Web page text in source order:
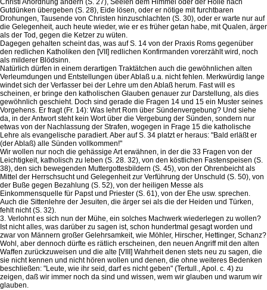
Christi Anordnung ändern (S. 27), Seelen dem Himmel oder der Hölle nach
Gutdünken übergeben (S. 28), Eide lösen, oder er nötige mit furchtbaren
Drohungen, Tausende von Christen hinzuschlachten (S. 30), oder er warte nur auf
die Gelegenheit, auch heute wieder, wie er es früher getan habe, mit Qualen, ärger
als der Tod, gegen die Ketzer zu wüten.
Dagegen gehalten scheint das, was auf S. 14 von der Praxis Roms gegenüber
den redlichen Katholiken den [VII] redlichen Konfirmanden vorerzählt wird, noch
als milderer Blödsinn.
Natürlich dürfen in einem derartigen Traktätchen auch die gewöhnlichen alten
Verleumdungen und Entstellungen über Ablaß u.a. nicht fehlen. Merkwürdig lange
windet sich der Verfasser bei der Lehre um den Ablaß herum. Fast will es
scheinen, er bringe den katholischen Glauben genauer zur Darstellung, als dies
gewöhnlich geschieht. Doch sind gerade die Fragen 14 und 15 ein Muster seines
Vorgehens. Er fragt (Fr. 14): Was lehrt Rom über Sündenvergebung? Und siehe
da, in der Antwort steht kein Wort über die Vergebung der Sünden, sondern nur
etwas von der Nachlassung der Strafen, wogegen in Frage 15 die katholische
Lehre als evangelische paradiert. Aber auf S. 34 platzt er heraus: "Bald erläßt er
(der Ablaß) alle Sünden vollkommen!"
Wir wollen nur noch die gehässige Art erwähnen, in der die 33 Fragen von der
Leichtigkeit, katholisch zu leben (S. 28. 32), von den köstlichen Fastenspeisen (S.
38), den sich bewegenden Muttergottesbildern (S. 45), von der Ohrenbeicht als
Mittel der Herrschsucht und Gelegenheit zur Verführung der Unschuld (S. 50), von
der Buße gegen Bezahlung (S. 52), von der heiligen Messe als
Einkommensquelle für Papst und Priester (S. 61), von der Ehe usw. sprechen.
Auch die Sittenlehre der Jesuiten, die ärger sei als die der Heiden und Türken,
fehlt nicht (S. 32).
3. Verlohnt es sich nun der Mühe, ein solches Machwerk wiederlegen zu wollen?
Ist nicht alles, was darüber zu sagen ist, schon hundertmal gesagt worden und
zwar von Männern großer Gelehrsamkeit, wie Möhler, Hirscher, Hettinger, Schanz?
Wohl, aber dennoch dürfte es rätlich erscheinen, den neuen Angriff mit den alten
Waffen zurückzuweisen und die alte [VIII] Wahrheit denen stets neu zu sagen, die
sie nicht kennen und nicht hören wollen und denen, die ohne weiteres Bedenken
beschließen: "Leute, wie ihr seid, darf es nicht geben" (Tertull., Apol. c. 4) zu
zeigen, daß wir immer noch da sind und wissen, wem wir glauben und warum wir
glauben.